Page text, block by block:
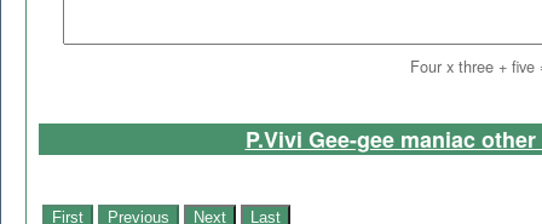
Four x three +
P.Vivi Gee-gee maniac